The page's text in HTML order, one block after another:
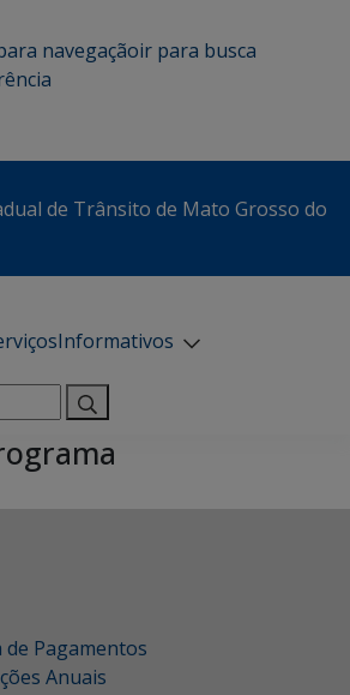
navegaçãoir para busca
de Trânsito de Mato Grosso do
Informativos
Pagamentos
Anuais